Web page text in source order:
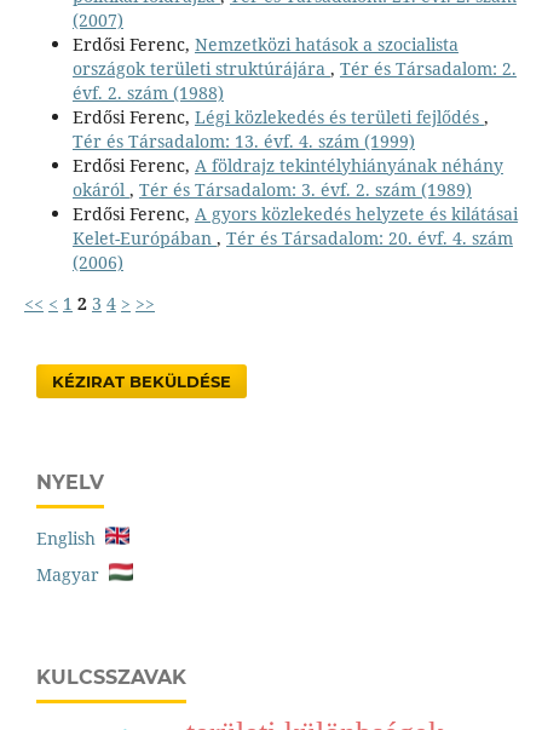
(2007)
Erdősi Ferenc, Nemzetközi hatások a szocialista
országok területi struktúrájára , Tér és Társadalom: 2.
évf. 2. szám (1988)
Erdősi Ferenc, Légi közlekedés és területi fejlődés ,
Tér és Társadalom: 13. évf. 4. szám (1999)
Erdősi Ferenc, A földrajz tekintélyhiányának néhány
okáról , Tér és Társadalom: 3. évf. 2. szám (1989)
Erdősi Ferenc, A gyors közlekedés helyzete és kilátásai
Kelet-Európában , Tér és Társadalom: 20. évf. 4. szám
(2006)
<< < 1 2 3 4 > >>
KÉZIRAT BEKÜLDÉSE
NYELV
English
Magyar
KULCSSZAVAK